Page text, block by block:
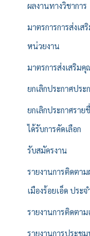
ผลงานทางวิชาการ
มาตรการการส่งเ
หน่วยงาน
มาตรการส่งเสริม
ยกเลิกประกาศประ
ยกเลิกประกาศรา
ได้รับการคัดเลือก
รับสมัครงาน
รายงานการติดตา
เมืองร้อยเอ็ด ประ
รายงานการติดตา
รายงานการประชุ